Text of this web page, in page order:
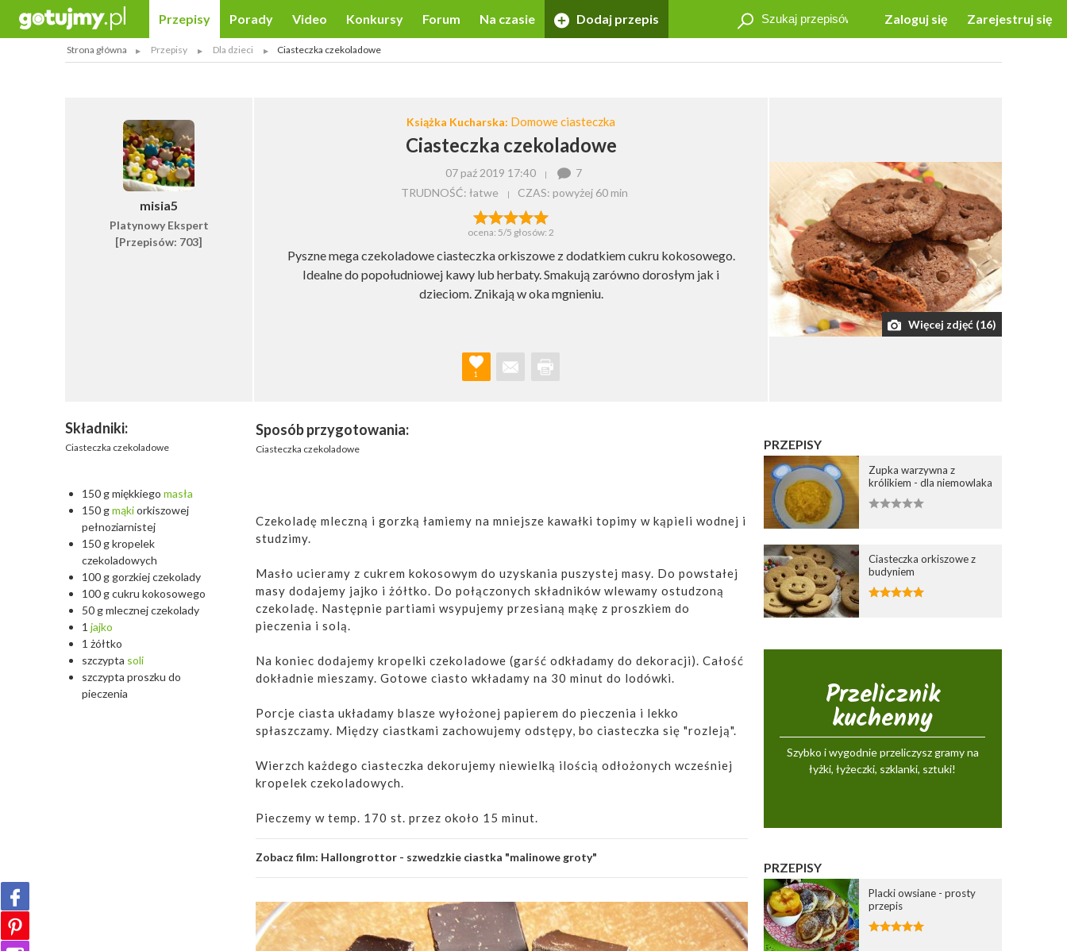
Zaloguj się Zarejestruj się
Przepisy Porady Video Konkursy Forum Na czasie Dodaj przepis
Strona główna Przepisy Dla dzieci Ciasteczka czekoladowe
misia5
Platynowy Ekspert
[Przepisów: 703]
Książka Kucharska: Domowe ciasteczka
Ciasteczka czekoladowe
07 paź 2019 17:40
7
TRUDNOŚĆ: łatwe
CZAS: powyżej 60 min
ocena: 5/5 głosów: 2
Pyszne mega czekoladowe ciasteczka orkiszowe z dodatkiem cukru kokosowego.
Idealne do popołudniowej kawy lub herbaty. Smakują zarówno dorosłym jak i
dzieciom. Znikają w oka mgnieniu.
1
Więcej zdjęć (16)
Składniki:
Ciasteczka czekoladowe
150 g miękkiego masła
150 gmąkiorkiszowej
pełnoziarnistej
150 g kropelek
czekoladowych
100 g gorzkiej czekolady
100 g cukru kokosowego
50 g mlecznej czekolady
1 jajko
1 żółtko
szczypta soli
szczypta proszku do
pieczenia
Sposób przygotowania:
Ciasteczka czekoladowe
Czekoladę mleczną i gorzką łamiemy na mniejsze kawałki topimy w kąpieli wodnej i
studzimy.
Masło ucieramy z cukrem kokosowym do uzyskania puszystej masy. Do powstałej
masy dodajemy jajko i żółtko. Do połączonych składników wlewamy ostudzoną
czekoladę. Następnie partiami wsypujemy przesianą mąkę z proszkiem do
pieczenia i solą.
Na koniec dodajemy kropelki czekoladowe (garść odkładamy do dekoracji). Całość
dokładnie mieszamy. Gotowe ciasto wkładamy na 30 minut do lodówki.
Porcje ciasta układamy blasze wyłożonej papierem do pieczenia i lekko
spłaszczamy. Między ciastkami zachowujemy odstępy, bo ciasteczka się "rozleją".
Wierzch każdego ciasteczka dekorujemy niewielką ilością odłożonych wcześniej
kropelek czekoladowych.
Pieczemy w temp. 170 st. przez około 15 minut.
Zobacz film: Hallongrottor - szwedzkie ciastka "malinowe groty"
PRZEPISY
Zupka warzywna z
królikiem - dla niemowlaka
Ciasteczka orkiszowe z
budyniem
Przelicznik
kuchenny
Szybko i wygodnie przeliczysz gramy na
łyżki, łyżeczki, szklanki, sztuki!
PRZEPISY
Placki owsiane - prosty
przepis